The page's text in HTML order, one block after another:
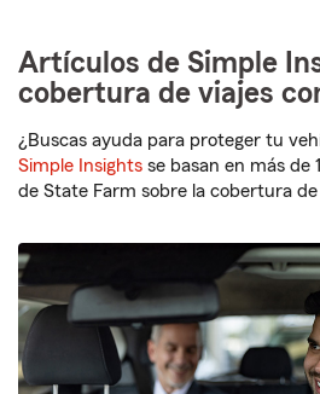
Artículos de Simple
cobertura de viajes
¿Buscas ayuda para proteger tu
Simple Insights se basan en más de
de State Farm sobre la cobertura